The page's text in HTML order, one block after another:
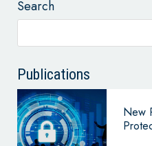
Search
Publications
New